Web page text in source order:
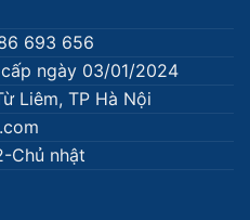
693 656
ngày 03/01/2024
Liêm, TP Hà Nội
Chủ nhật